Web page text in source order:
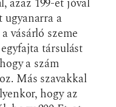
a
vásárló szeme
társulást
a szám
Más szavakkal
hogy az